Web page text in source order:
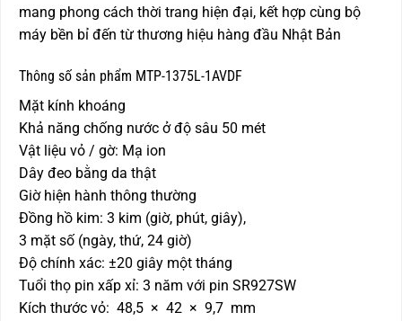
mang phong cách thời trang hiện đại, kết hợp cùng bộ
máy bền bỉ đến từ thương hiệu hàng đầu Nhật Bản
Thông số sản phẩm MTP-1375L-1AVDF
Mặt kính khoáng
Khả năng chống nước ở độ sâu 50 mét
Vật liệu vỏ / gờ: Mạ ion
Dây đeo bằng da thật
Giờ hiện hành thông thường
Đồng hồ kim: 3 kim (giờ, phút, giây),
3 mặt số (ngày, thứ, 24 giờ)
Độ chính xác: ±20 giây một tháng
Tuổi thọ pin xấp xỉ: 3 năm với pin SR927SW
Kích thước vỏ: 48,5 × 42 × 9,7 mm